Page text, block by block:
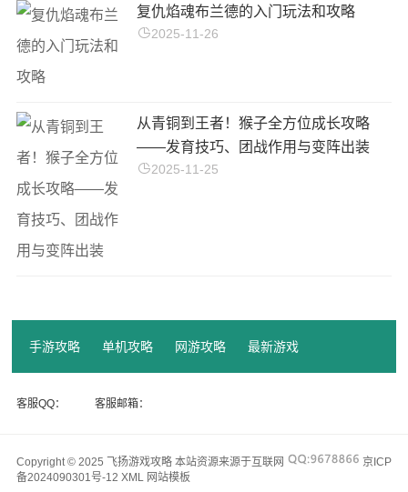
复仇焰魂布兰德的入门玩法和攻略
2025-11-26
从青铜到王者！猴子全方位成长攻略
——发育技巧、团战作用与变阵出装
2025-11-25
手游攻略 单机攻略 网游攻略 最新游戏
客服QQ： 客服邮箱：
Copyright © 2025 飞扬游戏攻略 本站资源来源于互联网
京ICP
备2024090301号-12 XML 网站模板